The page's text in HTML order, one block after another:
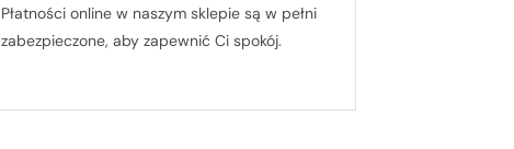
Płatności online w naszym sklepie są w pełni
zabezpieczone, aby zapewnić Ci spokój.